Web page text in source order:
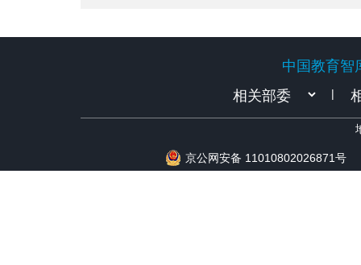
中国教育智
|
京公网安备 11010802026871号